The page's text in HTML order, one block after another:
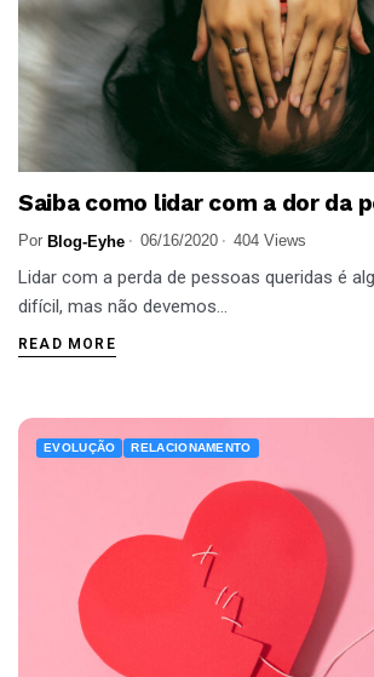
Saiba como lidar com a dor da
Por Blog-Eyhe 06/16/2020 404 Views
Lidar com a perda de pessoas queridas é
difícil, mas não devemos...
READ MORE
EVOLUÇÃO RELACIONAMENTO